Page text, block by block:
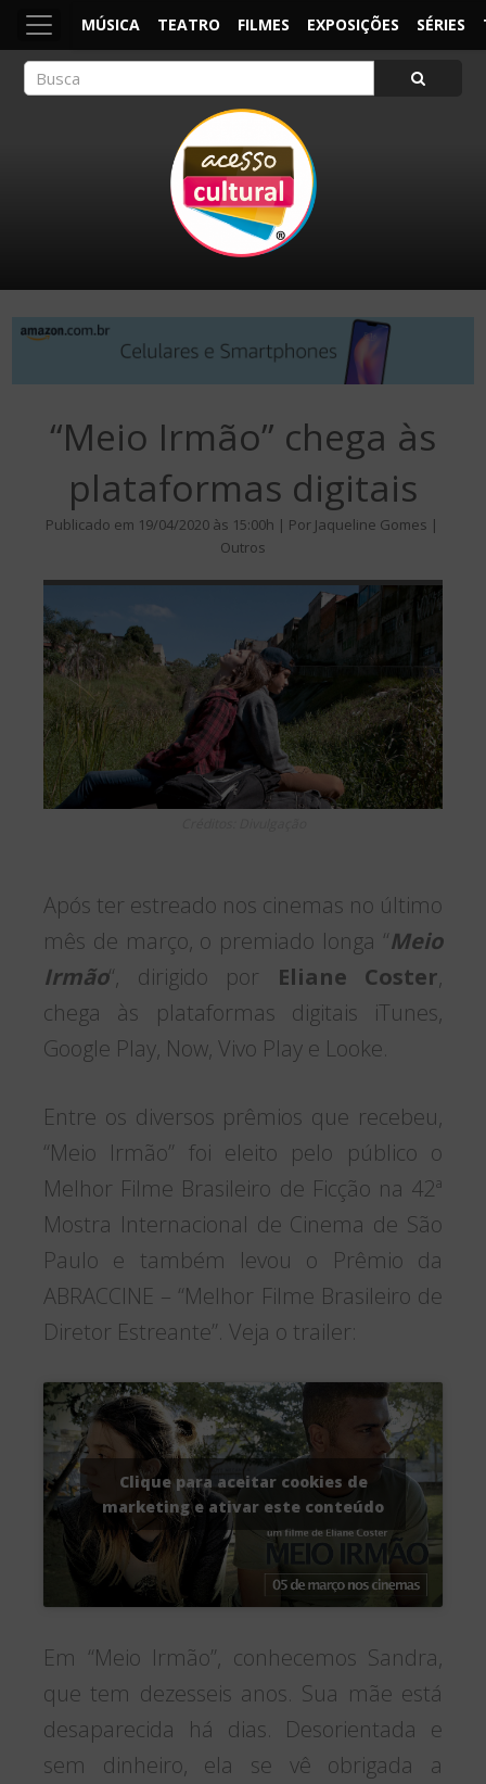
MÚSICA TEATRO FILMES EXPOSIÇÕES SÉRIES
“Meio Irmão” chega às
plataformas digitais
Publicado em 19/04/2020 às 15:00h | Por Jaqueline Gomes |
Outros
Após ter estreado nos cinemas no último
mês de março, o premiado longa “Meio
Irmão“, dirigido por Eliane Coster,
chega às plataformas digitais iTunes,
Google Play, Now, Vivo Play e Looke.
Entre os diversos prêmios que recebeu,
“Meio Irmão” foi eleito pelo público o
Melhor Filme Brasileiro de Ficção na 42ª
Mostra Internacional de Cinema de São
Paulo e também levou o Prêmio da
ABRACCINE – “Melhor Filme Brasileiro de
Diretor Estreante”. Veja o trailer:
Clique para aceitar cookies de
marketing e ativar este conteúdo
Em “Meio Irmão”, conhecemos Sandra,
que tem dezesseis anos. Sua mãe está
desaparecida há dias. Desorientada e
sem dinheiro, ela se vê obrigada a